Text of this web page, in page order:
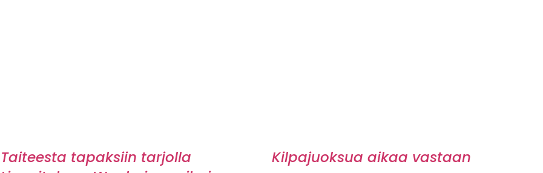
Taiteesta tapaksiin tarjolla
Kilpajuoksua aikaa vastaan